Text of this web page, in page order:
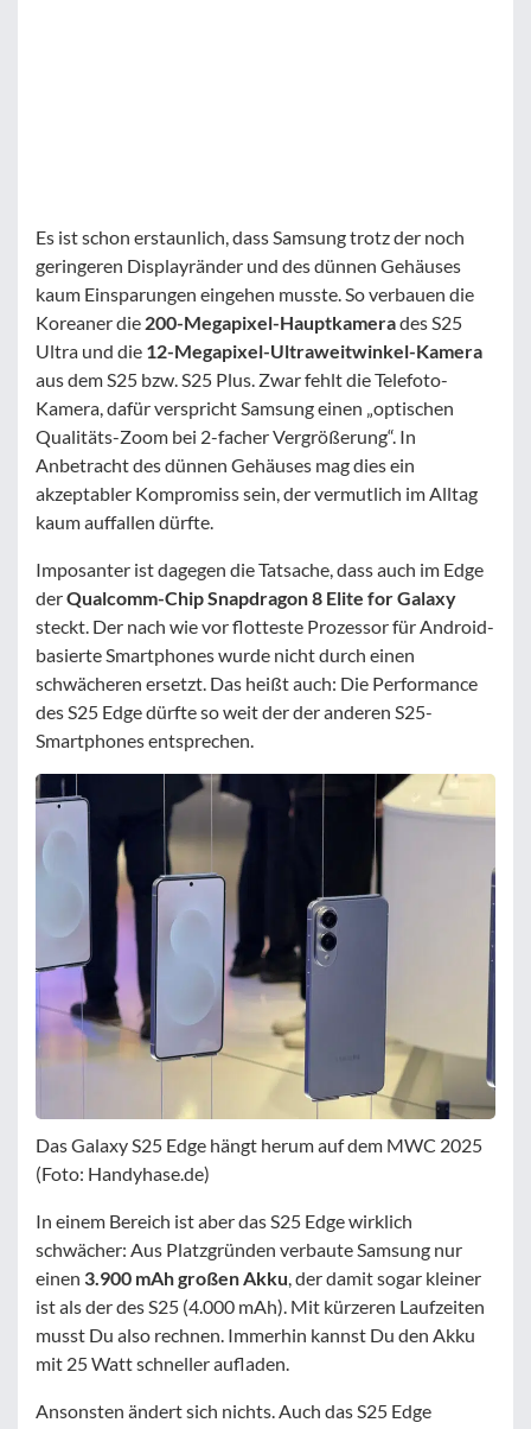
Es ist schon erstaunlich, dass Samsung trotz der noch
geringeren Displayränder und des dünnen Gehäuses
kaum Einsparungen eingehen musste. So verbauen die
Koreaner die 200-Megapixel-Hauptkamerades S25
Ultra und die 12-Megapixel-Ultraweitwinkel-Kamera
aus dem S25 bzw. S25 Plus. Zwar fehlt die Telefoto-
Kamera, dafür verspricht Samsung einen „optischen
Qualitäts-Zoom bei 2-facher Vergrößerung“. In
Anbetracht des dünnen Gehäuses mag dies ein
akzeptabler Kompromiss sein, der vermutlich im Alltag
kaum auffallen dürfte.
Imposanter ist dagegen die Tatsache, dass auch im Edge
derQualcomm-Chip Snapdragon 8 Elite for Galaxy
steckt. Der nach wie vor flotteste Prozessor für Android-
basierte Smartphones wurde nicht durch einen
schwächeren ersetzt. Das heißt auch: Die Performance
des S25 Edge dürfte so weit der der anderen S25-
Smartphones entsprechen.
Das Galaxy S25 Edge hängt herum auf dem MWC 2025
(Foto: Handyhase.de)
In einem Bereich ist aber das S25 Edge wirklich
schwächer: Aus Platzgründen verbaute Samsung nur
einen 3.900 mAh großen Akku, der damit sogar kleiner
ist als der des S25 (4.000 mAh). Mit kürzeren Laufzeiten
musst Du also rechnen. Immerhin kannst Du den Akku
mit 25 Watt schneller aufladen.
Ansonsten ändert sich nichts. Auch das S25 Edge